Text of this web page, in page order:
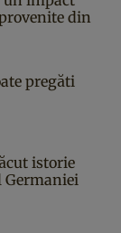
din
pregăti
istorie
Germaniei